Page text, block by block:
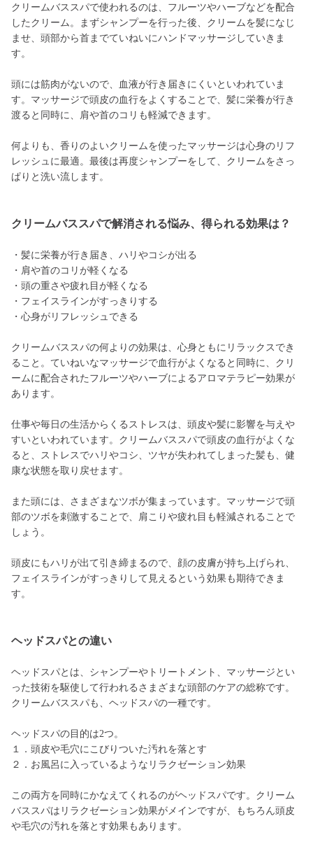
クリームバススパで使われるのは、フルーツやハーブなどを配合
したクリーム。まずシャンプーを行った後、クリームを髪になじ
ませ、頭部から首までていねいにハンドマッサージしていきま
す。
頭には筋肉がないので、血液が行き届きにくいといわれていま
す。マッサージで頭皮の血行をよくすることで、髪に栄養が行き
渡ると同時に、肩や首のコリも軽減できます。
何よりも、香りのよいクリームを使ったマッサージは心身のリフ
レッシュに最適。最後は再度シャンプーをして、クリームをさっ
ぱりと洗い流します。
クリームバススパで解消される悩み、得られる効果は？
・髪に栄養が行き届き、ハリやコシが出る
・肩や首のコリが軽くなる
・頭の重さや疲れ目が軽くなる
・フェイスラインがすっきりする
・心身がリフレッシュできる
クリームバススパの何よりの効果は、心身ともにリラックスでき
ること。ていねいなマッサージで血行がよくなると同時に、クリ
ームに配合されたフルーツやハーブによるアロマテラピー効果が
あります。
仕事や毎日の生活からくるストレスは、頭皮や髪に影響を与えや
すいといわれています。クリームバススパで頭皮の血行がよくな
ると、ストレスでハリやコシ、ツヤが失われてしまった髪も、健
康な状態を取り戻せます。
また頭には、さまざまなツボが集まっています。マッサージで頭
部のツボを刺激することで、肩こりや疲れ目も軽減されることで
しょう。
頭皮にもハリが出て引き締まるので、顔の皮膚が持ち上げられ、
フェイスラインがすっきりして見えるという効果も期待できま
す。
ヘッドスパとの違い
ヘッドスパとは、シャンプーやトリートメント、マッサージとい
った技術を駆使して行われるさまざまな頭部のケアの総称です。
クリームバススパも、ヘッドスパの一種です。
ヘッドスパの目的は2つ。
１．頭皮や毛穴にこびりついた汚れを落とす
２．お風呂に入っているようなリラクゼーション効果
この両方を同時にかなえてくれるのがヘッドスパです。クリーム
バススパはリラクゼーション効果がメインですが、もちろん頭皮
や毛穴の汚れを落とす効果もあります。